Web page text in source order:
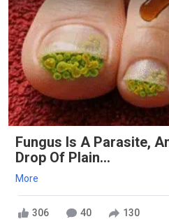
Fungus Is A Parasite,
Drop Of Plain...
More
306 40 130